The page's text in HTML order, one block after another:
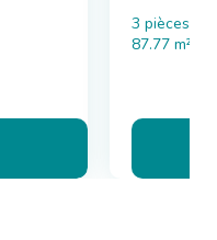
3 pièces , 2
87.77 m²